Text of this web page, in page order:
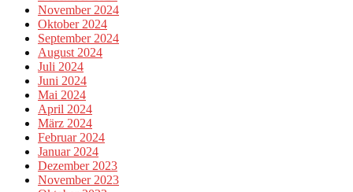
November 2024
Oktober 2024
September 2024
August 2024
Juli 2024
Juni 2024
Mai 2024
April 2024
März 2024
Februar 2024
Januar 2024
Dezember 2023
November 2023